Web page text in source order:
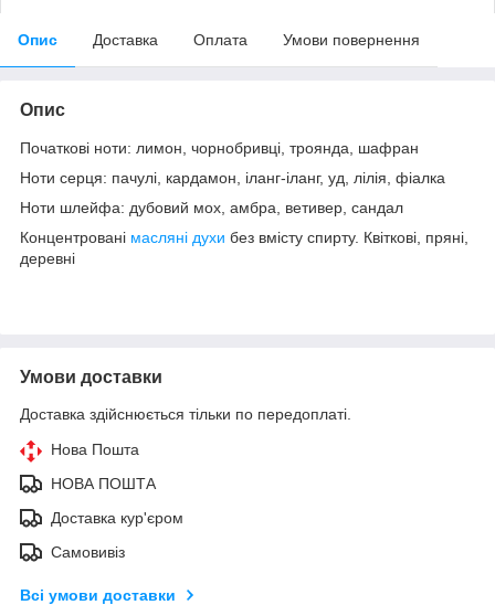
Опис Доставка Оплата Умови повернення
Опис
Початкові ноти: лимон, чорнобривці, троянда, шафран
Ноти серця: пачулі, кардамон, іланг-іланг, уд, лілія, фіалка
Ноти шлейфа: дубовий мох, амбра, ветивер, сандал
Концентровані масляні духи без вмісту спирту. Квіткові, пряні,
деревні
Умови доставки
Доставка здійснюється тільки по передоплаті.
Нова Пошта
НОВА ПОШТА
Доставка кур'єром
Самовивіз
Всі умови доставки